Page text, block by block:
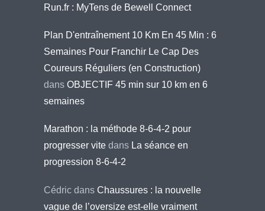
Run.fr : MyTens de Bewell Connect
Plan D'entraînement 10 Km En 45 Min : 6
Semaines Pour Franchir Le Cap Des
Coureurs Réguliers (en Construction)
dans OBJECTIF 45 min sur 10 km en 6
semaines
Marathon : la méthode 8-6-4-2 pour
progresser vite dans La séance en
progression 8-6-4-2
Cédric dans Chaussures : la nouvelle
vague de l’oversize est-elle vraiment